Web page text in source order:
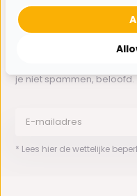
je niet spammen, beloofd.
* Lees hier de wettelijke